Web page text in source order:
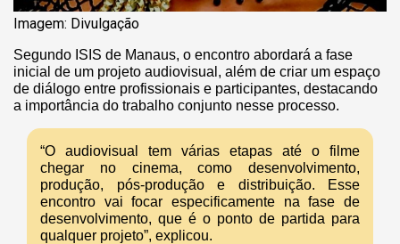
Imagem: Divulgação
Segundo ISIS de Manaus, o encontro abordará a fase
inicial de um projeto audiovisual, além de criar um espaço
de diálogo entre profissionais e participantes, destacando
a importância do trabalho conjunto nesse processo.
“O audiovisual tem várias etapas até o filme
chegar no cinema, como desenvolvimento,
produção, pós-produção e distribuição. Esse
encontro vai focar especificamente na fase de
desenvolvimento, que é o ponto de partida para
qualquer projeto”, explicou.